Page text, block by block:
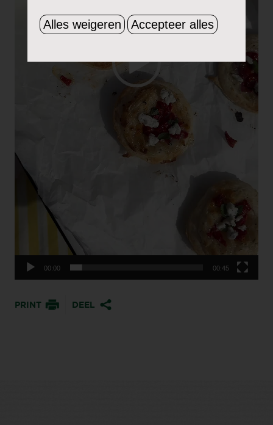
00:00 00:45
PRINT DEEL
Alles weigeren Accepteer alles